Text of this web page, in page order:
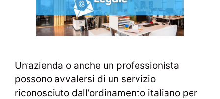
Un’azienda o anche un professionista
possono avvalersi di un servizio
riconosciuto dall’ordinamento italiano per